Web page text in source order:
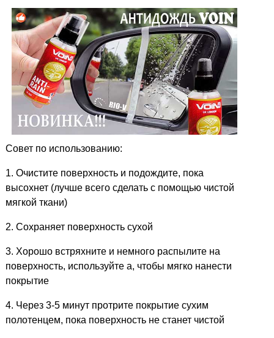
Совет по использованию:
1. Очистите поверхность и подождите, пока
высохнет (лучше всего сделать с помощью чистой
мягкой ткани)
2. Сохраняет поверхность сухой
3. Хорошо встряхните и немного распылите на
поверхность, используйте a, чтобы мягко нанести
покрытие
4. Через 3-5 минут протрите покрытие сухим
полотенцем, пока поверхность не станет чистой